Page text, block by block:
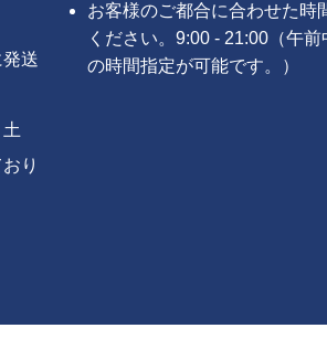
送
り
お客様のご都合に合わせた時
ください。9:00 - 21:00（午
の時間指定が可能です。）